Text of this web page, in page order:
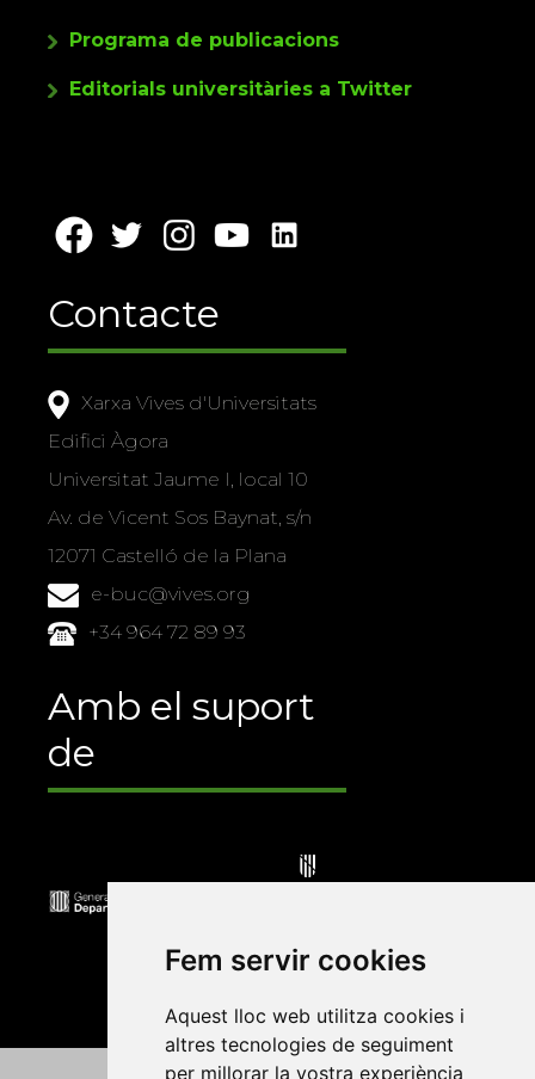
Fem servir cookies
Aquest lloc web utilitza cookies i
altres tecnologies de seguiment
per millorar la vostra experiència
Programa de publicacions
Editorials universitàries a Twitter
Contacte
Xarxa Vives d'Universitats
Edifici Àgora
Universitat Jaume I, local 10
Av. de Vicent Sos Baynat, s/n
12071 Castelló de la Plana
e-buc@vives.org
+34 964 72 89 93
Amb el suport
de